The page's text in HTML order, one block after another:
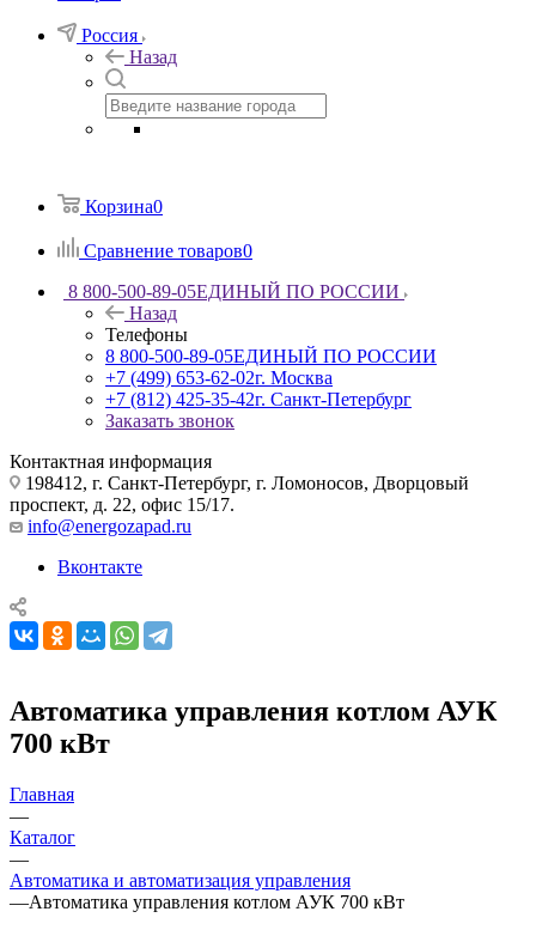
Россия
Назад
Корзина0
Сравнение товаров0
8 800-500-89-05ЕДИНЫЙ ПО РОССИИ
Назад
Телефоны
8 800-500-89-05ЕДИНЫЙ ПО РОССИИ
+7 (499) 653-62-02г. Москва
+7 (812) 425-35-42г. Санкт-Петербург
Заказать звонок
Контактная информация
198412, г. Санкт-Петербург, г. Ломоносов, Дворцовый
проспект, д. 22, офис 15/17.
info@energozapad.ru
Вконтакте
Автоматика управления котлом АУК
700 кВт
Главная
—
Каталог
—
Автоматика и автоматизация управления
—Автоматика управления котлом АУК 700 кВт